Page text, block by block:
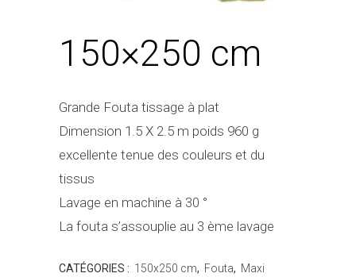
150×250 cm
Grande Fouta tissage à plat
Dimension 1.5 X 2.5 m poids 960 g
excellente tenue des couleurs et du
tissus
Lavage en machine à 30 °
La fouta s’assouplie au 3 ème lavage
CATÉGORIES : 150x250 cm, Fouta, Maxi